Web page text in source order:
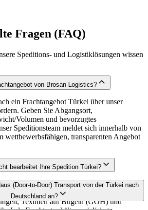
Fragen (FAQ)
Speditions- und Logistiklösungen wissen
von Brosan Logistics?
ein Frachtangebot Türkei über unser
Geben Sie Abgangsort,
Volumen und bevorzugtes
Speditionsteam meldet sich innerhalb von
wettbewerbsfähigen, transparenten Angebot
bearbeitet Ihre Spedition Türkei?
Türkeibearbeiten wir Stückgut,
Waren (Frigo/Reefer), Gefahrgut (ADR),
Textilien auf Bügeln (GOH) und
(Door-to-Door) Transport von der Türkei nach
Deutschland an?